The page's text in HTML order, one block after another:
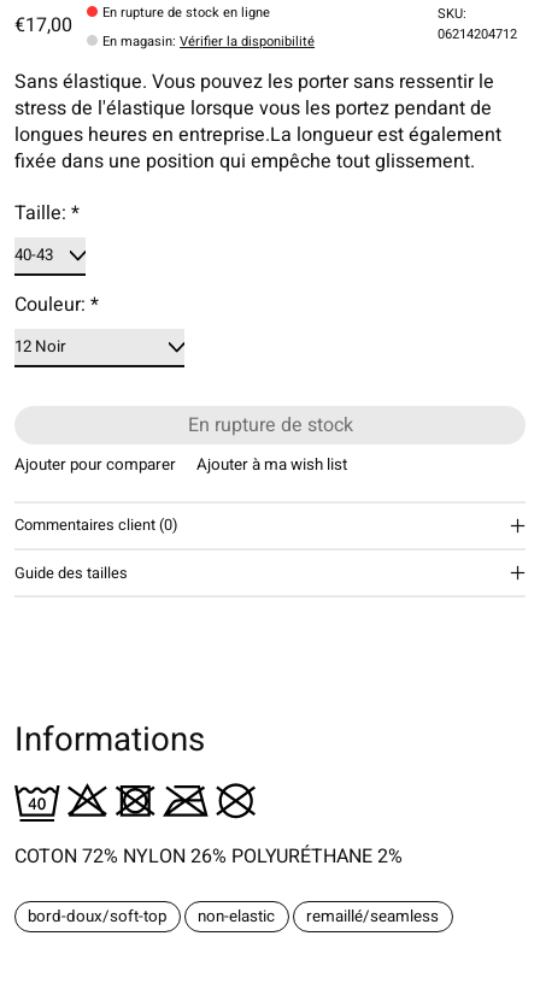
€17,00
En rupture de stock en ligne
En magasin:Vérifier la disponibilité
SKU:
06214204712
Sans élastique. Vous pouvez les porter sans ressentir le
stress de l'élastique lorsque vous les portez pendant de
longues heures en entreprise.La longueur est également
fixée dans une position qui empêche tout glissement.
Taille: *
Couleur: *
En rupture de stock
Ajouter pour comparer Ajouter à ma wish list
Commentaires client (0)
Guide des tailles
Informations
COTON 72% NYLON 26% POLYURÉTHANE 2%
bord-doux/soft-top non-elastic remaillé/seamless